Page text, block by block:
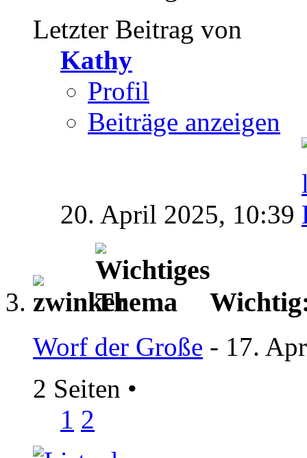
Letzter Beitrag von
Kathy
Profil
Beiträge anzeigen
20. April 2025, 10:39
Worf der Große - 17.
2 Seiten •
1 2